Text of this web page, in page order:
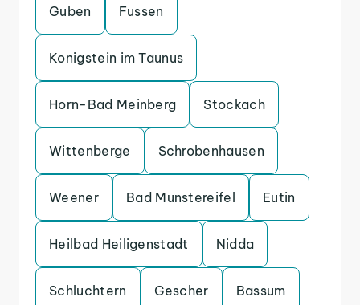
Guben Fussen
Konigstein im Taunus
Horn-Bad Meinberg Stockach
Wittenberge Schrobenhausen
Weener Bad Munstereifel Eutin
Heilbad Heiligenstadt Nidda
Schluchtern Gescher Bassum